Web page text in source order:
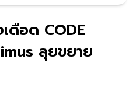
ดือด CODE
ลุยขยาย